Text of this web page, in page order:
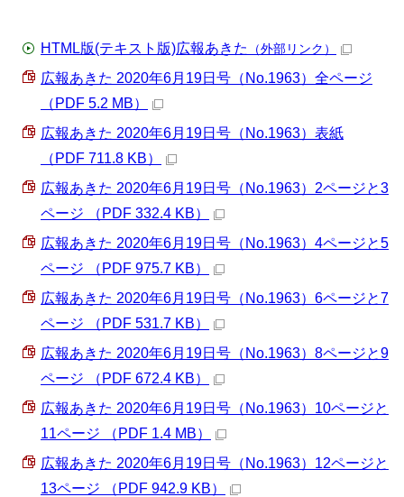
HTML版(テキスト版)広報あきた （外部リンク）
広報あきた 2020年6月19日号（No.1963）全ページ
（PDF 5.2 MB）
広報あきた 2020年6月19日号（No.1963）表紙
（PDF 711.8 KB）
広報あきた 2020年6月19日号（No.1963）2ページと3
ページ （PDF 332.4 KB）
広報あきた 2020年6月19日号（No.1963）4ページと5
ページ （PDF 975.7 KB）
広報あきた 2020年6月19日号（No.1963）6ページと7
ページ （PDF 531.7 KB）
広報あきた 2020年6月19日号（No.1963）8ページと9
ページ （PDF 672.4 KB）
広報あきた 2020年6月19日号（No.1963）10ページと
11ページ （PDF 1.4 MB）
広報あきた 2020年6月19日号（No.1963）12ページと
13ページ （PDF 942.9 KB）